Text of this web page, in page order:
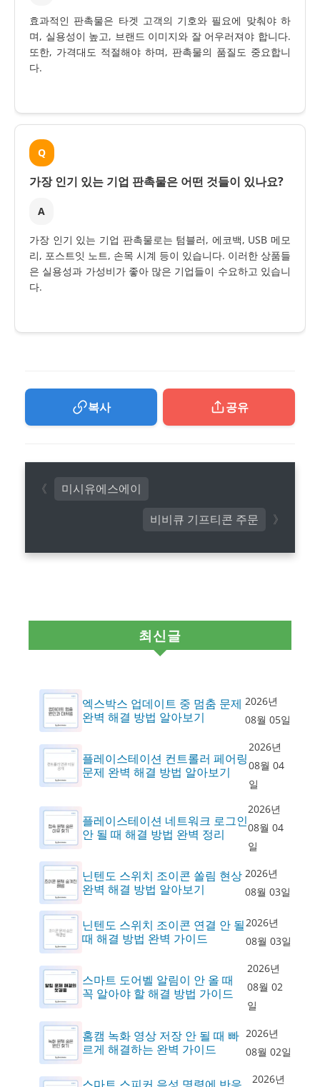
효과적인 판촉물은 타겟 고객의 기호와 필요에 맞춰야 하
며, 실용성이 높고, 브랜드 이미지와 잘 어우러져야 합니다.
또한, 가격대도 적절해야 하며, 판촉물의 품질도 중요합니
다.
Q
가장 인기 있는 기업 판촉물은 어떤 것들이 있나요?
A
가장 인기 있는 기업 판촉물로는 텀블러, 에코백, USB 메모
리, 포스트잇 노트, 손목 시계 등이 있습니다. 이러한 상품들
은 실용성과 가성비가 좋아 많은 기업들이 수요하고 있습니
다.
복사 공유
비비큐 기프티콘 주문
미시유에스에이
최신글
엑스박스 업데이트 중 멈춤 문제
완벽 해결 방법 알아보기
2026년
08월 05일
플레이스테이션 컨트롤러 페어링
문제 완벽 해결 방법 알아보기
2026년
08월 04
일
플레이스테이션 네트워크 로그인
안 될 때 해결 방법 완벽 정리
2026년
08월 04
일
닌텐도 스위치 조이콘 쏠림 현상
완벽 해결 방법 알아보기
2026년
08월 03일
닌텐도 스위치 조이콘 연결 안 될
때 해결 방법 완벽 가이드
2026년
08월 03일
스마트 도어벨 알림이 안 올 때
꼭 알아야 할 해결 방법 가이드
2026년
08월 02
일
홈캠 녹화 영상 저장 안 될 때 빠
르게 해결하는 완벽 가이드
2026년
08월 02일
2026년